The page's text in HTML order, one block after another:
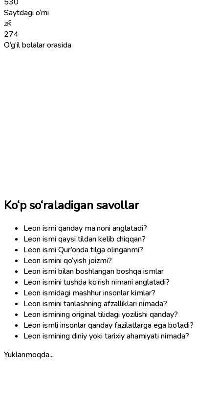
Saytdagi o‘rni
👶
274
O‘g‘il bolalar orasida
Ko‘p so‘raladigan savollar
Leon ismi qanday ma’noni anglatadi?
Leon ismi qaysi tildan kelib chiqqan?
Leon ismi Qur’onda tilga olinganmi?
Leon ismini qo‘yish joizmi?
Leon ismi bilan boshlangan boshqa ismlar
Leon ismini tushda ko‘rish nimani anglatadi?
Leon ismidagi mashhur insonlar kimlar?
Leon ismini tanlashning afzalliklari nimada?
Leon ismining original tilidagi yozilishi qanday?
Leon ismli insonlar qanday fazilatlarga ega bo‘ladi?
Leon ismining diniy yoki tarixiy ahamiyati nimada?
Yuklanmoqda...